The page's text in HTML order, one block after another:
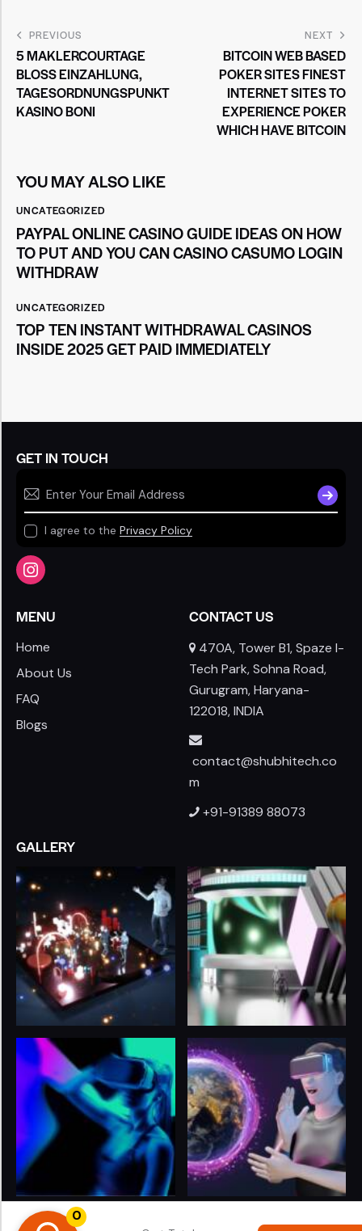
0
PREVIOUS
5 MAKLERCOURTAGE
BLOSS EINZAHLUNG, T
AGESORDNUNGSPUNKT K
ASINO BONI
NEXT
BITCOIN WEB BASED
POKER SITES FINEST
INTERNET SITES TO
EXPERIENCE POKER
WHICH HAVE BITCOIN
YOU MAY ALSO LIKE
UNCATEGORIZED
PAYPAL ONLINE CASINO GUIDE IDEAS ON HOW
TO PUT AND YOU CAN CASINO CASUMO LOGIN
WITHDRAW
UNCATEGORIZED
TOP TEN INSTANT WITHDRAWAL CASINOS
INSIDE 2025 GET PAID IMMEDIATELY
GET IN TOUCH
I agree to the Privacy Policy
MENU
Home
About Us
FAQ
Blogs
CONTACT US
470A, Tower B1, Spaze I-
Tech Park, Sohna Road,
Gurugram, Haryana-
122018, INDIA
contact@shubhitech.co
m
+91-91389 88073
GALLERY
© 2024 LIFE 3.O . All rights reserved. Proudly Powered